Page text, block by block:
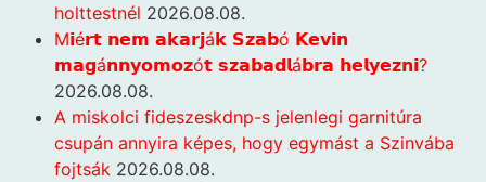
holttestnél 2026.08.08.
M𝗶é𝗿𝘁 𝗻𝗲𝗺 𝗮𝗸𝗮𝗿𝗷á𝗸 𝗦𝘇𝗮𝗯ó 𝗞𝗲𝘃𝗶𝗻
𝗺𝗮𝗴á𝗻𝗻𝘆𝗼𝗺𝗼𝘇ó𝘁 𝘀𝘇𝗮𝗯𝗮𝗱𝗹á𝗯𝗿𝗮 𝗵𝗲𝗹𝘆𝗲𝘇𝗻𝗶?
2026.08.08.
A miskolci fideszeskdnp-s jelenlegi garnitúra
csupán annyira képes, hogy egymást a Szinvába
fojtsák 2026.08.08.